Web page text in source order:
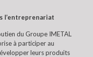
l’entreprenariat
du Groupe IMETAL
à participer au
leurs produits